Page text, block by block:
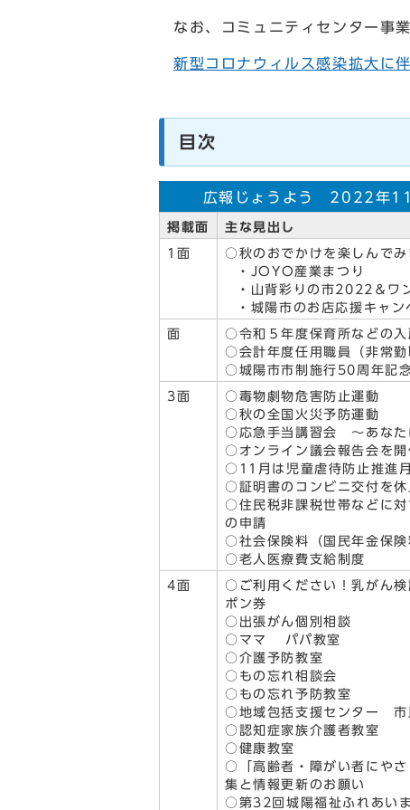
なお、コミュニティセンター事
新型コロナウィルス感染拡大に
目次
広報じょうよう 2022年
掲載面 主な見出し
1面
○秋のおでかけを楽しんでみ
・JOYO産業まつり
・山背彩りの市2022＆ワ
・城陽市のお店応援キャン
面
○令和５年度保育所などの入
○会計年度任用職員（非常勤
○城陽市市制施行50周年記
3面
○毒物劇物危害防止運動
○秋の全国火災予防運動
○応急手当講習会 ～あなた
○オンライン議会報告会を開
○11月は児童虐待防止推進
○証明書のコンビニ交付を休
○住民税非課税世帯などに対
の申請
○社会保険料（国民年金保険
○老人医療費支給制度
4面
○ご利用ください！乳がん検
ポン券
○出張がん個別相談
○ママ パパ教室
○介護予防教室
○もの忘れ相談会
○もの忘れ予防教室
○地域包括支援センター 市
○認知症家族介護者教室
○健康教室
○「高齢者・障がい者にや
集と情報更新のお願い
○第32回城陽福祉ふれあい